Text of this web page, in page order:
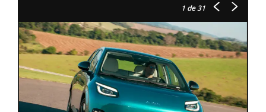
1de 31